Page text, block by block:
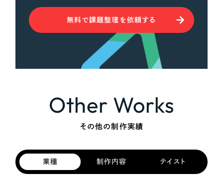
無料で課題整理を依頼する
Other Works
その他の制作実績
業種 制作内容 テイスト